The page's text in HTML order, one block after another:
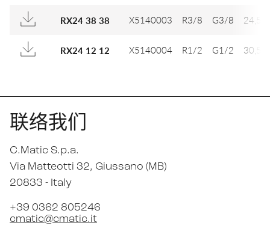
RX24 38 38 X5140003 R3/8 G3/8 24,5
RX24 12 12 X5140004 R1/2 G1/2 30,5
联络我们
C.Matic S.p.a.
Via Matteotti 32, Giussano (MB)
20833 - Italy
+39 0362 805246
cmatic@cmatic.it